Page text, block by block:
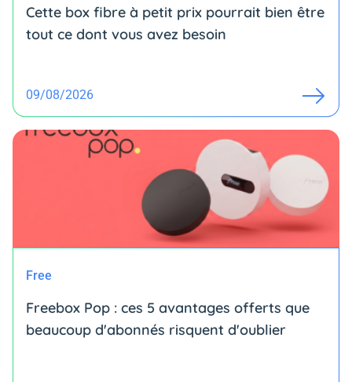
Cette box fibre à petit prix pourrait bien être
tout ce dont vous avez besoin
09/08/2026
Free
Freebox Pop : ces 5 avantages offerts que
beaucoup d'abonnés risquent d'oublier